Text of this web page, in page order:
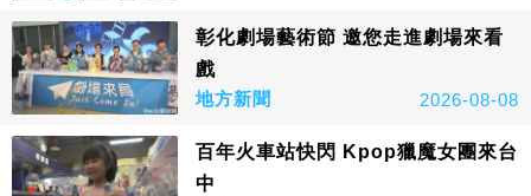
彰化劇場藝術節 邀您走進劇場來看
戲
地方新聞
2026-08-08
百年火車站快閃 Kpop獵魔女團來台
中